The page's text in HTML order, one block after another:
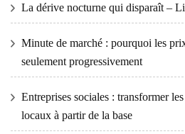
La dérive nocturne qui disparaît –
Minute de marché : pourquoi les
seulement progressivement
Entreprises sociales : transformer
locaux à partir de la base